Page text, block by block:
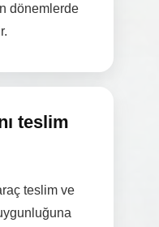
dönemlerde
teslim
teslim ve